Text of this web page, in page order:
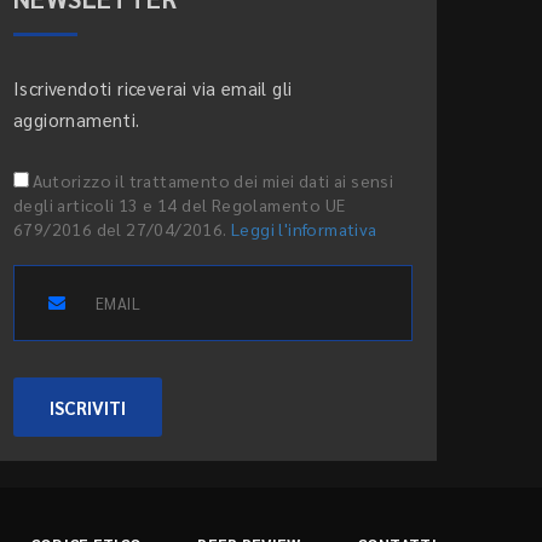
Iscrivendoti riceverai via email gli
aggiornamenti.
Autorizzo il trattamento dei miei dati ai sensi
degli articoli 13 e 14 del Regolamento UE
679/2016 del 27/04/2016. Leggi l'informativa
ISCRIVITI